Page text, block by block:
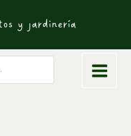
y jardinería